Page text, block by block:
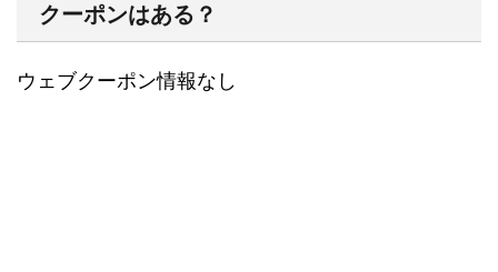
クーポンはある？
ウェブクーポン情報なし